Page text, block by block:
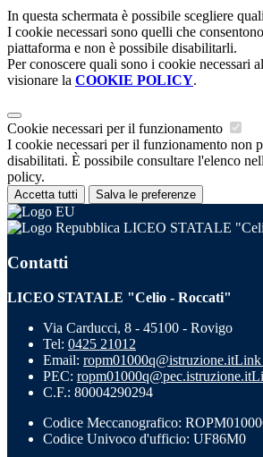
In questa schermata è possibile scegliere
I cookie necessari sono quelli che
piattaforma e non è possibile disabilitarli.
Per conoscere quali sono i cookie necessari
visionare la COOKIE POLICY.
Cookie necessari per il funzionamento
I cookie necessari per il funzionamento non
disabilitati. È possibile consultare l'elenco
policy.
Accetta tutti Salva le preferenze
LICEO STATALE
Contatti
LICEO STATALE "Celio - Roccati"
Via Carducci, 8 - 45100 - Rovigo
Tel: 0425 21012
Email: ropm01000q@istruzione.itLink
PEC: ropm01000q@pec.istruzione.it
C.F.: 80004290294
Codice Meccanografico:
Codice Univoco d'ufficio: UF86M0